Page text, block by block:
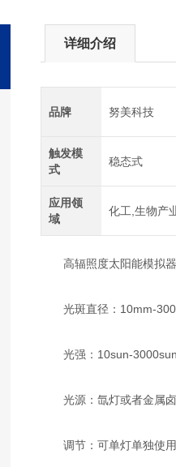
详细介绍
品牌 努美科技
触发模
式
稳态式
应用领
域
化工,生物产
高辐照度太阳能模拟器
光斑直径：10mm-
光强：10sun-3000sun
光源：氙灯或者金属
调节：可单灯单独使用